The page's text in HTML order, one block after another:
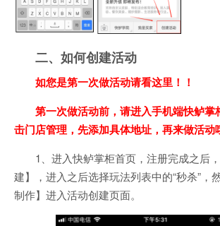
二、如何创建活动
如您是第一次做活动请看这里！！
第一次做活动前，请进入手机端快鲈掌
击门店管理，先添加具体地址，再来做活动
1、进入快鲈掌柜首页，注册完成之后
建】，进入之后选择玩法列表中的“秒杀”，
制作】进入活动创建页面。